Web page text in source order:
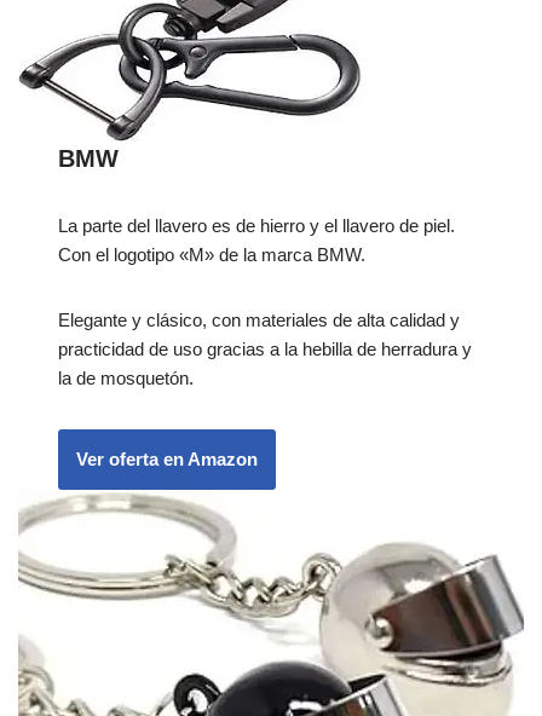
BMW
La parte del llavero es de hierro y el llavero de piel.
Con el logotipo «M» de la marca BMW.
Elegante y clásico, con materiales de alta calidad y
practicidad de uso gracias a la hebilla de herradura y
la de mosquetón.
Ver oferta en Amazon